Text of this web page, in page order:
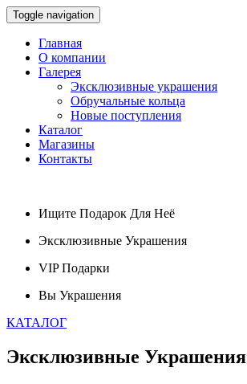
Toggle navigation
Главная
О компании
Галерея
Эксклюзивные украшения
Обручальные кольца
Новые поступления
Каталог
Магазины
Контакты
Ищите Подарок Для Неё
Эксклюзивные Украшения
VIPПодарки
Вы Украшения
КАТАЛОГ
Эксклюзивные Украшения